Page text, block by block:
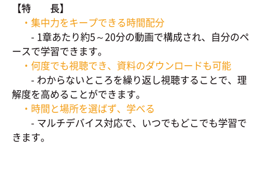
【特 長】
・集中力をキープできる時間配分
- 1章あたり約5～20分の動画で構成され、自分のペ
ースで学習できます。
・何度でも視聴でき、資料のダウンロードも可能
- わからないところを繰り返し視聴することで、理
解度を高めることができます。
・時間と場所を選ばず、学べる
- マルチデバイス対応で、いつでもどこでも学習で
きます。